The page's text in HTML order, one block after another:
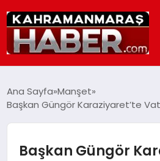
SIYASET
EĞITIM
Ana Sayfa Manşet
Başkan Güngör Karaziyaret’te
Başkan Güngör